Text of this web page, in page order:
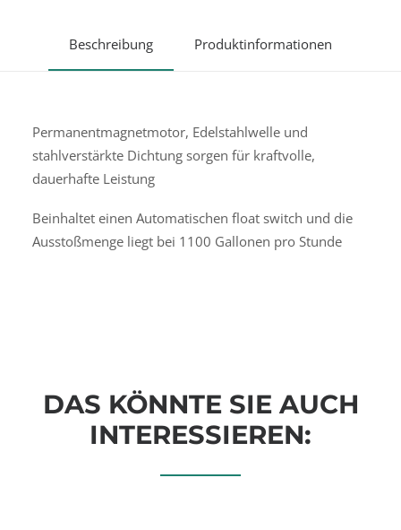
Beschreibung Produktinformationen
Permanentmagnetmotor, Edelstahlwelle und
stahlverstärkte Dichtung sorgen für kraftvolle,
dauerhafte Leistung
Beinhaltet einen Automatischen float switch und die
Ausstoßmenge liegt bei 1100 Gallonen pro Stunde
DAS KÖNNTE SIE AUCH
INTERESSIEREN: